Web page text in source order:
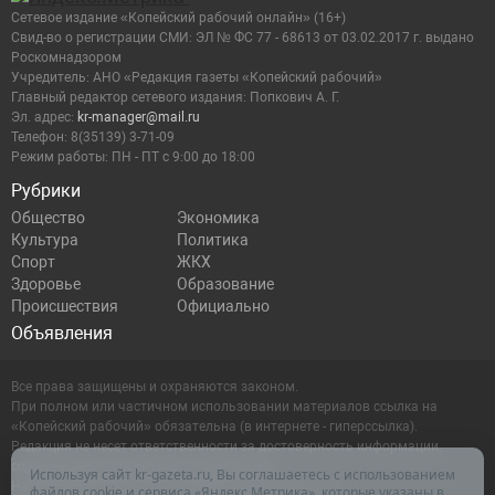
Рубрики
Общество
Экономика
Культура
Политика
Спорт
ЖКХ
Здоровье
Образование
Происшествия
Официально
Объявления
Сетевое издание «Копейский рабочий онлайн» (16+)
Cвид-во о регистрации СМИ: ЭЛ № ФС 77 - 68613 от 03.02.2017 г. выдано
Роскомнадзором
Учредитель: АНО «Редакция газеты «Копейский рабочий»
Главный редактор сетевого издания: Попкович А. Г.
Эл. адрес: kr-manager@mail.ru
Телефон: 8(35139) 3-71-09
Режим работы: ПН - ПТ с 9:00 до 18:00
Все права защищены и охраняются законом.
При полном или частичном использовании материалов ссылка на
«Копейский рабочий» обязательна (в интернете - гиперссылка).
Редакция не несет ответственности за достоверность информации,
содержащейся в рекламных объявлениях.
Настоящий ресурс может содержать материалы 16+
Используя сайт kr-gazeta.ru, Вы соглашаетесь с использованием